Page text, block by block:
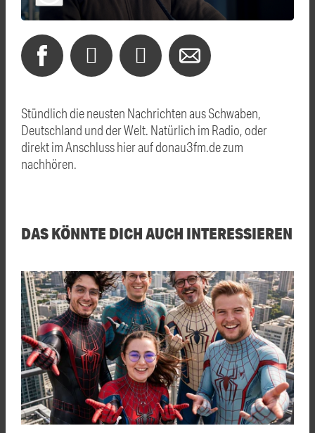
Stündlich die neusten Nachrichten aus Schwaben,
Deutschland und der Welt. Natürlich im Radio, oder
direkt im Anschluss hier auf donau3fm.de zum
nachhören.
DAS KÖNNTE DICH AUCH INTERESSIEREN